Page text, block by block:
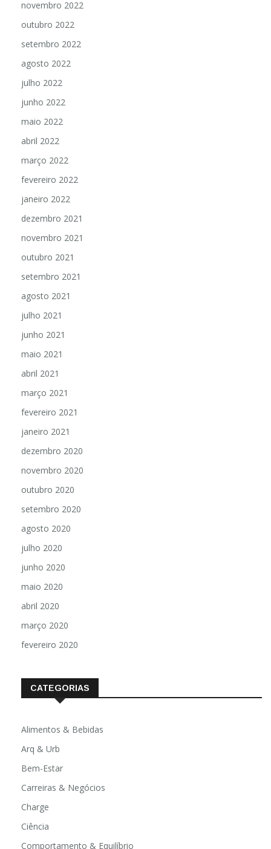
novembro 2022
outubro 2022
setembro 2022
agosto 2022
julho 2022
junho 2022
maio 2022
abril 2022
março 2022
fevereiro 2022
janeiro 2022
dezembro 2021
novembro 2021
outubro 2021
setembro 2021
agosto 2021
julho 2021
junho 2021
maio 2021
abril 2021
março 2021
fevereiro 2021
janeiro 2021
dezembro 2020
novembro 2020
outubro 2020
setembro 2020
agosto 2020
julho 2020
junho 2020
maio 2020
abril 2020
março 2020
fevereiro 2020
CATEGORIAS
Alimentos & Bebidas
Arq & Urb
Bem-Estar
Carreiras & Negócios
Charge
Ciência
Comportamento & Equilíbrio